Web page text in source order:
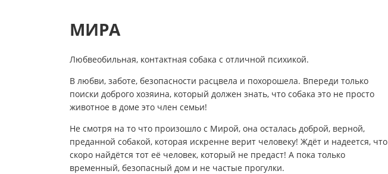
МИРА
Любвеобильная, контактная собака с отличной психикой.
В любви, заботе, безопасности расцвела и похорошела. Впереди только
поиски доброго хозяина, который должен знать, что собака это не просто
животное в доме это член семьи!
Не смотря на то что произошло с Мирой, она осталась доброй, верной,
преданной собакой, которая искренне верит человеку! Ждёт и надеется, что
скоро найдётся тот её человек, который не предаст! А пока только
временный, безопасный дом и не частые прогулки.